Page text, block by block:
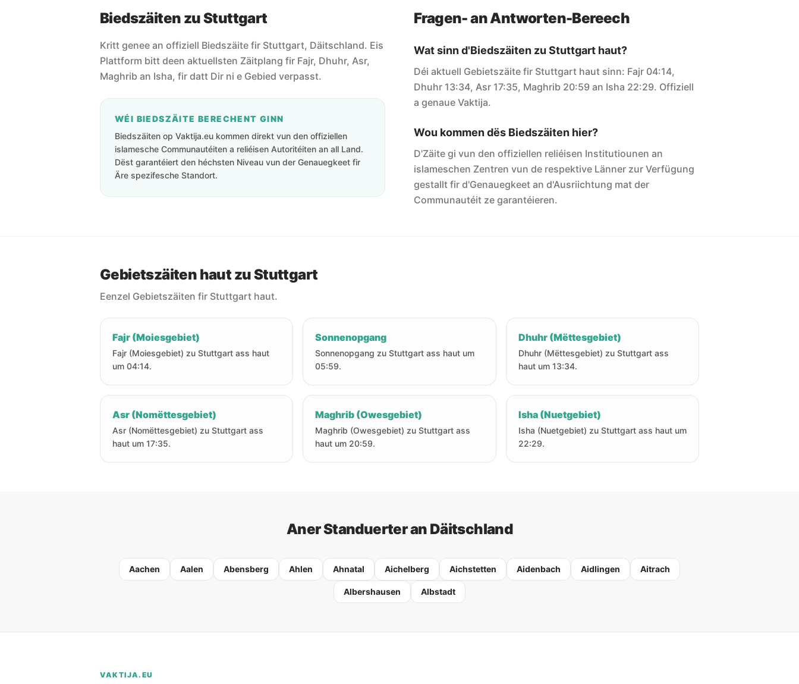
Biedszäiten zu Stuttgart
Kritt genee an offiziell Biedszäite fir Stuttgart, Däitschland. Eis
Plattform bitt deen aktuellsten Zäitplang fir Fajr, Dhuhr, Asr,
Maghrib an Isha, fir datt Dir ni e Gebied verpasst.
WÉI BIEDSZÄITE BERECHENT GINN
Biedszäiten op Vaktija.eu kommen direkt vun den offiziellen
islamesche Communautéiten a reliéisen Autoritéiten an all Land.
Dëst garantéiert den héchsten Niveau vun der Genauegkeet fir
Äre spezifesche Standort.
Fragen- an Antworten-Bereech
Wat sinn d'Biedszäiten zu Stuttgart haut?
Déi aktuell Gebietszäite fir Stuttgart haut sinn: Fajr 04:14,
Dhuhr 13:34, Asr 17:35, Maghrib 20:59 an Isha 22:29. Offiziell
a genaue Vaktija.
Wou kommen dës Biedszäiten hier?
D'Zäite gi vun den offiziellen reliéisen Institutiounen an
islameschen Zentren vun de respektive Länner zur Verfügung
gestallt fir d'Genauegkeet an d'Ausriichtung mat der
Communautéit ze garantéieren.
Gebietszäiten haut zu Stuttgart
Eenzel Gebietszäiten fir Stuttgart haut.
Fajr (Moiesgebiet)
Fajr (Moiesgebiet) zu Stuttgart ass haut
um 04:14.
Sonnenopgang
Sonnenopgang zu Stuttgart ass haut um
05:59.
Dhuhr (Mëttesgebiet)
Dhuhr (Mëttesgebiet) zu Stuttgart ass
haut um 13:34.
Asr (Nomëttesgebiet)
Asr (Nomëttesgebiet) zu Stuttgart ass
haut um 17:35.
Maghrib (Owesgebiet)
Maghrib (Owesgebiet) zu Stuttgart ass
haut um 20:59.
Isha (Nuetgebiet)
Isha (Nuetgebiet) zu Stuttgart ass haut um
22:29.
Aner Standuerter an Däitschland
Aachen Aalen Abensberg Ahlen Ahnatal Aichelberg Aichstetten Aidenbach Aidlingen Aitrach
Albershausen Albstadt
VAKTIJA.EU